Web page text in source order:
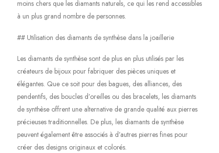
moins chers que les diamants naturels, ce qui les rend accessibles
à un plus grand nombre de personnes.
## Utilisation des diamants de synthèse dans la joaillerie
Les diamants de synthèse sont de plus en plus utilisés par les
créateurs de bijoux pour fabriquer des pièces uniques et
élégantes. Que ce soit pour des bagues, des alliances, des
pendentifs, des boucles d’oreilles ou des bracelets, les diamants
de synthèse offrent une alternative de grande qualité aux pierres
précieuses traditionnelles. De plus, les diamants de synthèse
peuvent également être associés à d’autres pierres fines pour
créer des designs originaux et colorés.